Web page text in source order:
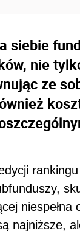
siebie
nie
ze
rankingu
niespełna
najniższe,